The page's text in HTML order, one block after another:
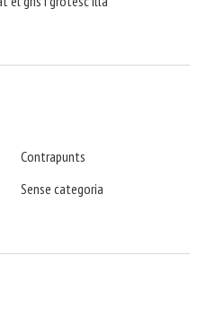
Contrapunts
Sense categoria